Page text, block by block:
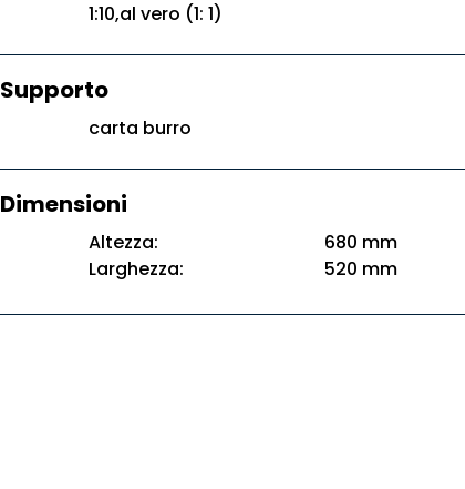
1:10,al vero (1: 1)
Supporto
carta burro
Dimensioni
Altezza:
680 mm
Larghezza:
520 mm